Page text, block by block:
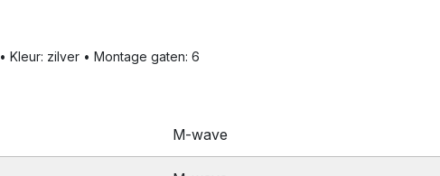
Kleur: zilver • Montage gaten: 6
M-wave